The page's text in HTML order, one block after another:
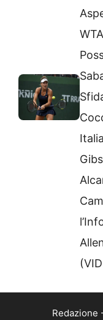
Redazione